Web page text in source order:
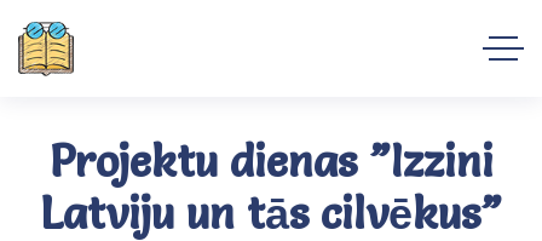
Projektu dienas ”Izzini
Latviju un tās cilvēkus”